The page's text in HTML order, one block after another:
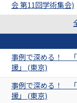
会 第11回学術集会)
事例で深める！
援」 (東京)
事例で深める！
援」 (東京)